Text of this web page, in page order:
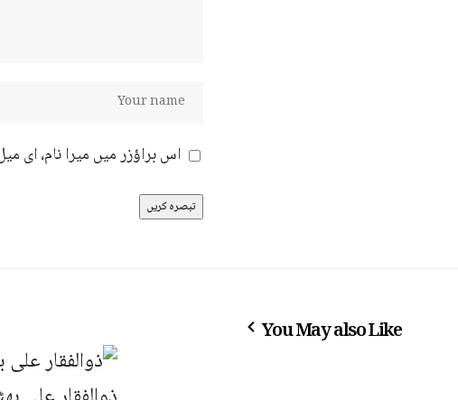
اس براؤزر میں میرا نام، ای
You May also Like